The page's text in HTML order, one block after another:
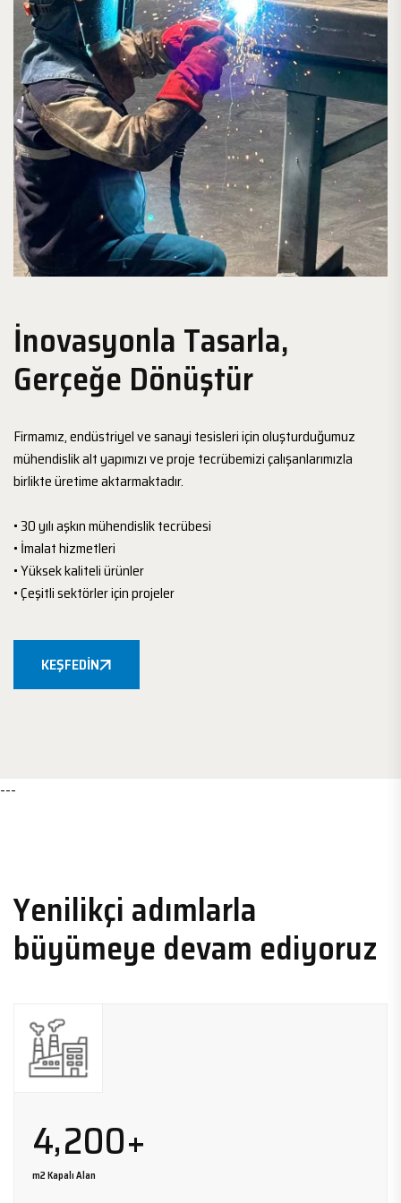
İnovasyonla Tasarla,
Gerçeğe Dönüştür
Firmamız, endüstriyel ve sanayi tesisleri için oluşturduğumuz
mühendislik alt yapımızı ve proje tecrübemizi çalışanlarımızla
birlikte üretime aktarmaktadır.
• 30 yılı aşkın mühendislik tecrübesi
• İmalat hizmetleri
• Yüksek kaliteli ürünler
• Çeşitli sektörler için projeler
KEŞFEDIN
---
Yenilikçi adımlarla
büyümeye devam ediyoruz
4,200+
m2 Kapalı Alan